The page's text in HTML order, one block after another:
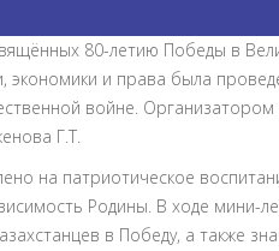
80-летию Победы в
экономики и права была
войне.
Г.Т.
на патриотическое
Родины. В ходе мини-
в Победу, а также